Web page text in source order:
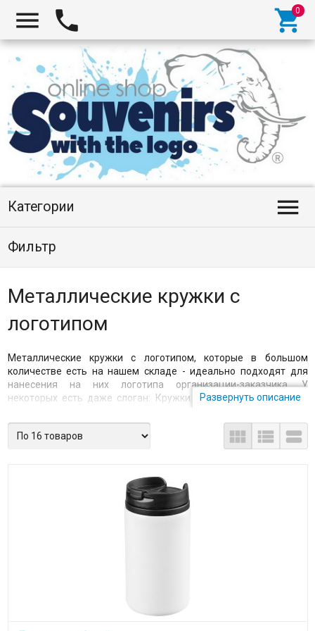
  
Категории 
Фильтр
Металлические кружки с
логотипом
Металлические кружки с логотипом, которые в большом
количестве есть на нашем складе - идеально подходят для
нанесения на них логотипа организации-заказчика. У
некоторых есть даже слоган: Кружки с подогревом - продли
себе утро! Я вот подумала о том, что мы склонны всегда к неким
размышлениям, связанным с продлением того, что нравится.
Желаем продлить отпуск в последние дни, лежим на пляже и
думаем о том, что вот так бы еще недельку, ну или хоть пару
мы думаем о продлении удовольствия поспать, когда
будильник трезвонит в шесть утра с призывом к подъему. А как
бы было замечательно, если бы еще часик, еще двадцать
минут он молчал, и мы могли продолжить спать под теплым
закат, наслаждаться массажем в спа центрах. Что же еще мы
Развернуть описание
  